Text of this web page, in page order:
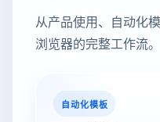
从产品使用、自动化
浏览器的完整工作流。
自动化模板